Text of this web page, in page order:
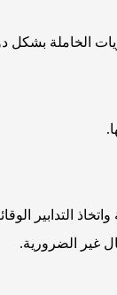
الخاملة بشكل
التدابير
غير الضرورية.